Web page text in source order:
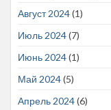
Август 2024(1)
Июль 2024(7)
Июнь 2024(1)
Май 2024(5)
Апрель 2024(6)